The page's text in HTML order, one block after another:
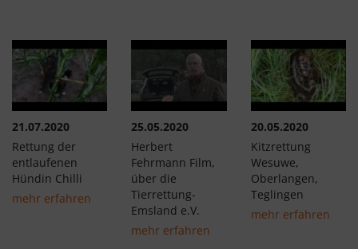
21.07.2020
Rettung der
entlaufenen
Hündin Chilli
mehr erfahren
25.05.2020
Herbert
Fehrmann Film,
über die
Tierrettung-
Emsland e.V.
mehr erfahren
20.05.2020
Kitzrettung
Wesuwe,
Oberlangen,
Teglingen
mehr erfahren